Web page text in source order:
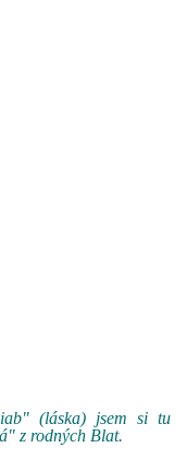
(láska) jsem si tu
z rodných Blat.